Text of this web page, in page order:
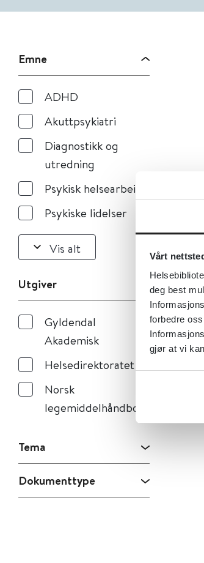
Vårt
deg best
forbedre
gjør at vi
Emne
ADHD
Akuttpsykiatri
Diagnostikk og
utredning
Psykisk helsearbeid
Psykiske lidelser
Vis alt
Utgiver
Gyldendal
Akademisk
Helsedirektoratet
Norsk
legemiddelhåndbok
Tema
Dokumenttype